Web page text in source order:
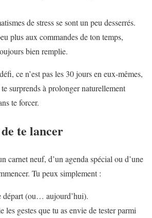
de stress se sont un peu desserrés.
plus aux commandes de ton temps,
bien remplie.
ce n’est pas les 30 jours en eux-mêmes,
surprends à prolonger naturellement
te forcer.
te lancer
carnet neuf, d’un agenda spécial ou d’une
Tu peux simplement :
départ (ou… aujourd’hui).
les gestes que tu as envie de tester parmi